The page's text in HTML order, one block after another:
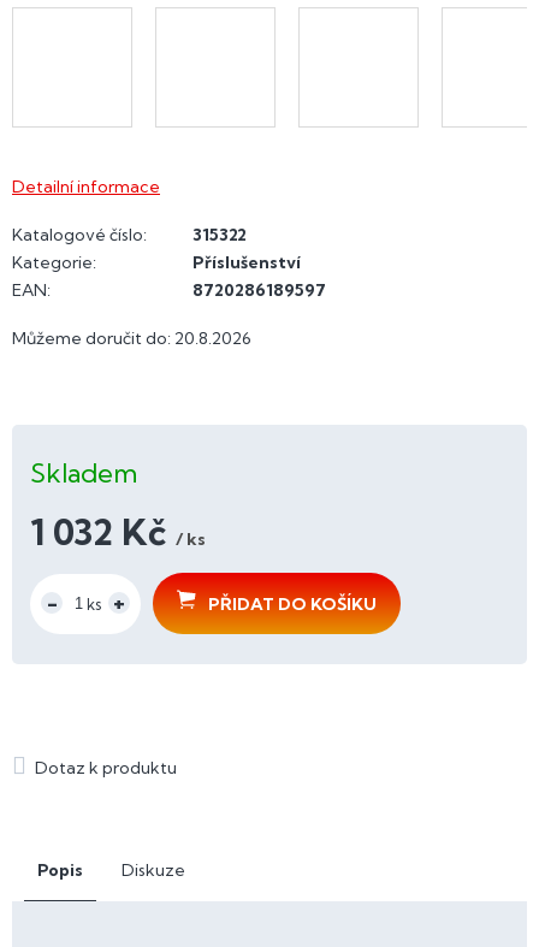
Můžeme doručit do: 20.8.2026
Skladem
1 032 Kč / ks
cena:
PŘIDAT DO KOŠÍKU
Detailní informace
Katalogové číslo:
315322
Kategorie:
Příslušenství
EAN: 8720286189597
Popis Diskuze